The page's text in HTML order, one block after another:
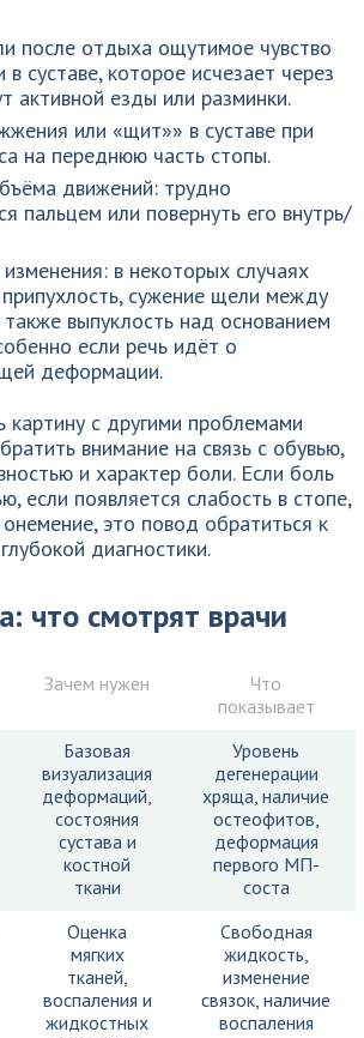
после отдыха ощутимое чувство
в суставе, которое исчезает через
активной езды или разминки.
или «щит»» в суставе при
на переднюю часть стопы.
движений: трудно
пальцем или повернуть его внутрь/
в некоторых случаях
сужение щели между
выпуклость над основанием
если речь идёт о
деформации.
картину с другими проблемами
внимание на связь с обувью,
и характер боли. Если боль
если появляется слабость в стопе,
это повод обратиться к
диагностики.
что смотрят врачи
Зачем нужен
Что
показывает
Базовая
визуализация
деформаций,
состояния
сустава и
костной
ткани
Уровень
дегенерации
хряща, наличие
остеофитов,
деформация
первого МП-
соста
Оценка
мягких
тканей,
воспаления и
жидкостных
Свободная
жидкость,
изменение
связок, наличие
воспаления